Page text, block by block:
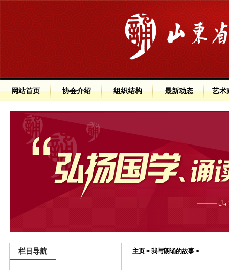
网站首页 协会介绍 组织结构 最新动态 艺术
栏目导航 主页 > 我与朗诵的故事 >